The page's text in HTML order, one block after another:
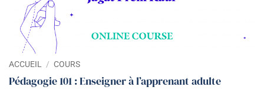
ACCUEIL / COURS
Pédagogie 101 : Enseigner à l’apprenant adulte